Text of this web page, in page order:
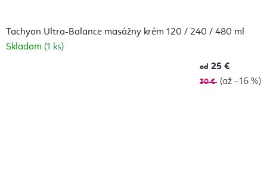
Tachyon Ultra-Balance masážny krém 120 / 240 / 480 ml
Skladom (1 ks)
od 25 €
30 € (až –16 %)